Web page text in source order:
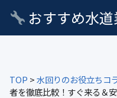
おすすめ水
TOP >水回りのお役立ちコ
者を徹底比較！すぐ来る＆